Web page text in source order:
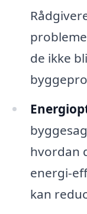
de ikke
hvordan
energi-
kan